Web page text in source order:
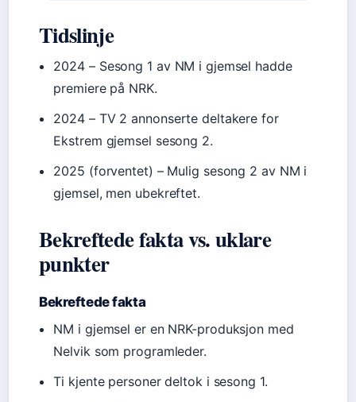
Tidslinje
2024 – Sesong 1 av NM i gjemsel hadde
premiere på NRK.
2024 – TV 2 annonserte deltakere for
Ekstrem gjemsel sesong 2.
2025 (forventet) – Mulig sesong 2 av NM i
gjemsel, men ubekreftet.
Bekreftede fakta vs. uklare
punkter
Bekreftede fakta
NM i gjemsel er en NRK-produksjon med
Nelvik som programleder.
Ti kjente personer deltok i sesong 1.